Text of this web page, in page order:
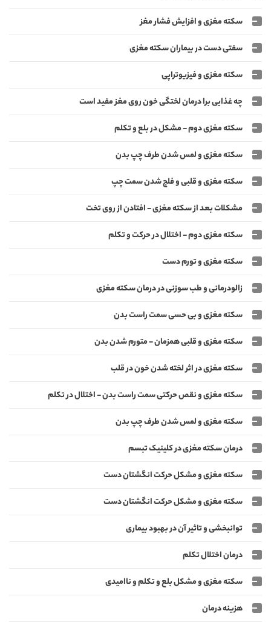
سکته مغزی و افزایش فشار مغز
سفتی دست در بیماران سکته مغزی
سکته مغزی و فیزیوتراپی
چه غذایی برا درمان لختگی خون روی مغز مفید است
سکته مغزی دوم - مشکل در بلع و تکلم
سکته مغزی و لمس شدن طرف چپ بدن
سکته مغزی و قلبی و فلج شدن سمت چپ
مشکلات بعد از سکته مغزی - افتادن از روی تخت
سکته مغزی دوم - اختلال در حرکت و تکلم
سکته مغزی و تورم دست
زالودرمانی و طب سوزنی در درمان سکته مغزی
سکته مغزی و بی حسی سمت راست بدن
سکته مغزی و قلبی همزمان - متورم شدن بدن
سکته مغزی در اثر لخته شدن خون در قلب
سکته مغزی و نقص حرکتی سمت راست بدن - اختلال در تکلم
سکته مغزی و لمس شدن طرف چپ بدن
درمان سکته مغزی در کلینیک تبسم
سکته مغزی و مشکل حرکت انگشتان دست
سکته مغزی و مشکل حرکت انگشتان دست
توانبخشی و تاثیر آن در بهبود بیماری
درمان اختلال تکلم
سکته مغزی و مشکل بلع و تکلم و ناامیدی
هزینه درمان